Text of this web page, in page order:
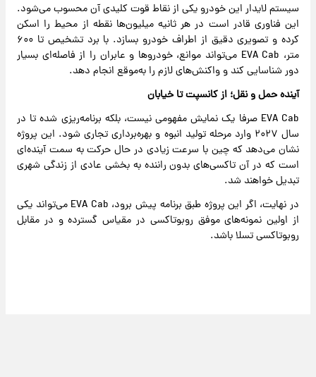
سیستم لایدار این خودرو یکی از نقاط قوت کلیدی آن محسوب می‌شود.
این فناوری قادر است در هر ثانیه میلیون‌ها نقطه از محیط را اسکن
کرده و تصویری دقیق از اطراف خودرو بسازد. با برد تشخیص تا ۶۰۰
متر، EVA Cab می‌تواند موانع، خودروها و عابران را از فاصله‌ای بسیار
دور شناسایی کند و واکنش‌های لازم را به‌موقع انجام دهد.
آینده حمل‌ و نقل؛ از کانسپت تا خیابان
EVA Cab صرفا یک نمایش مفهومی نیست، بلکه برنامه‌ریزی شده تا در
سال ۲۰۲۷ وارد مرحله تولید انبوه و بهره‌برداری تجاری شود. این پروژه
نشان می‌دهد که چین با سرعت زیادی در حال حرکت به سمت آینده‌ای
است که در آن تاکسی‌های بدون راننده به بخشی عادی از زندگی شهری
تبدیل خواهند شد.
در نهایت، اگر این پروژه طبق برنامه پیش برود، EVA Cab می‌تواند یکی
از اولین نمونه‌های موفق روبوتاکسی در مقیاس گسترده و در مقابل
روبوتاکسی تسلا باشد.